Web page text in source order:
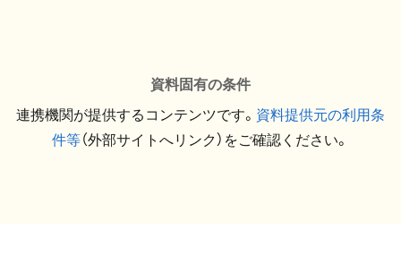
資料固有の条件
連携機関が提供するコンテンツです。 資料提供元の利用条
件等（外部サイトへリンク）をご確認ください。